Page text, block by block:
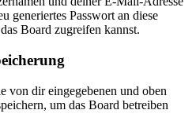
generiertes Passwort an diese
Board zugreifen kannst.
von dir eingegebenen und oben
um das Board betreiben